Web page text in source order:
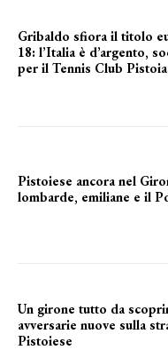
Gribaldo sfiora il titolo
18: l’Italia è d’argento,
per il Tennis Club Pistoia
Pistoiese ancora nel
lombarde, emiliane e il
Un girone tutto da
avversarie nuove sulla
Pistoiese